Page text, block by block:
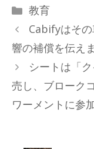
カ
テ
ゴ
リ
ー
教育
Cabifyはそ
響の補償を伝え
シートは「
売し、ブローク
ワーメントに参